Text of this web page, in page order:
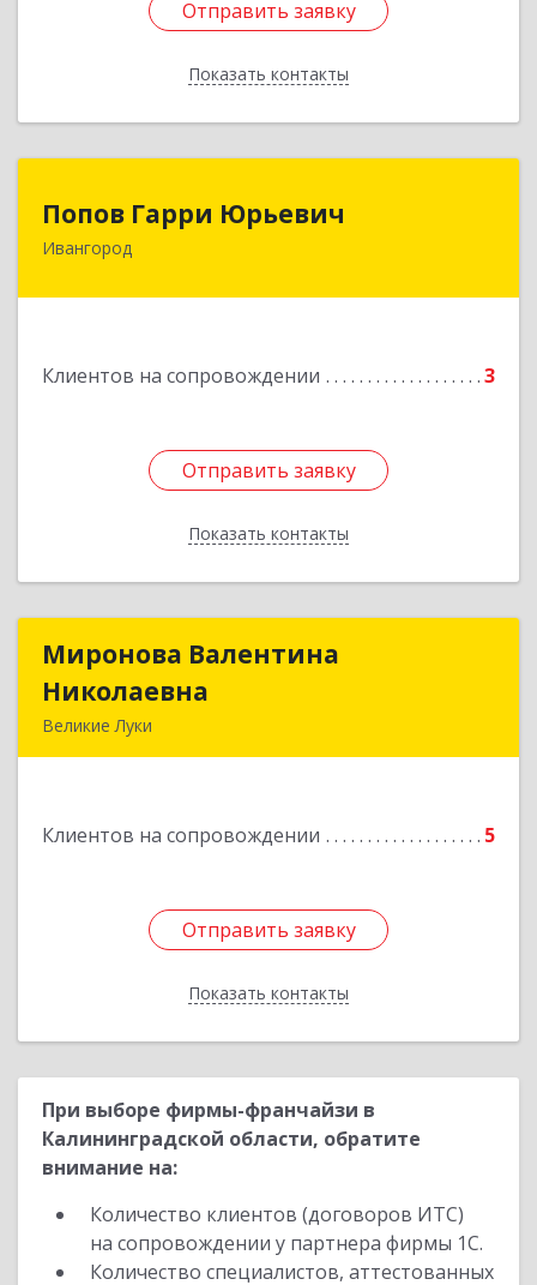
Отправить заявку
Показать контакты
Отправить заявку
Назад
Попов Гарри Юрьевич
Ивангород
Клиентов на сопровождении 3
Отправить заявку
Показать контакты
Отправить заявку
Назад
Миронова Валентина
Николаевна
Великие Луки
Клиентов на сопровождении 5
Отправить заявку
Показать контакты
Миронова Валентина
Отправить заявку
Назад
При выборе фирмы-франчайзи в
Калининградской области, обратите
внимание на:
Количество клиентов (договоров ИТС)
на сопровождении у партнера фирмы 1С.
Количество специалистов, аттестованных